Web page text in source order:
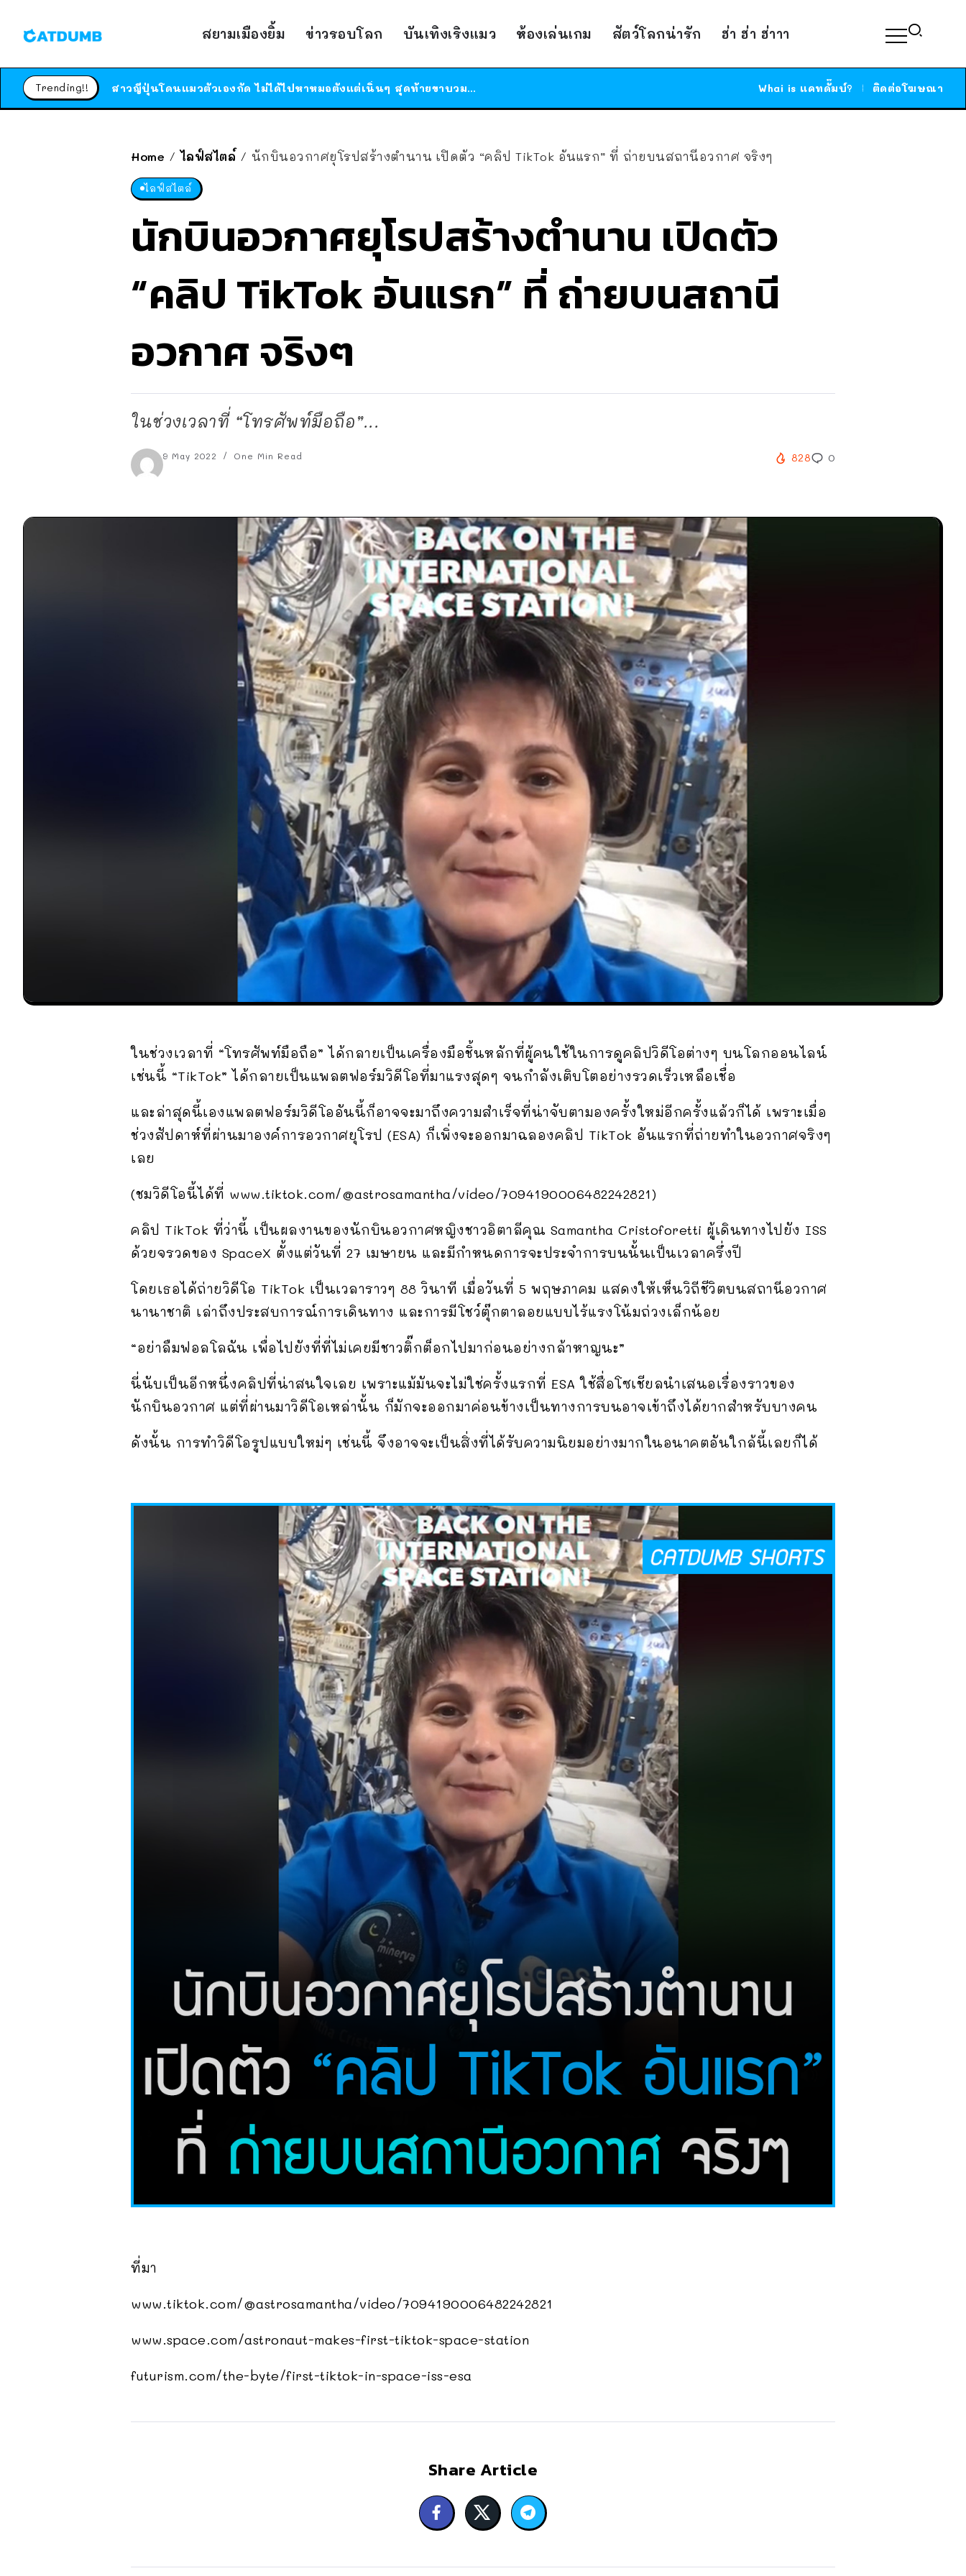
สยามเมืองยิ้ม ข่าวรอบโลก บันเทิงเริงแมว ห้องเล่นเกม สัตว์โลกน่ารัก ฮ่า ฮ่า ฮ่าาา
Trending!!
ร้านอาหารในนิวยอร์กประกาศปิดตัวลง หลังอยู่มานานกว่า 45 ปี ติดป้ายขอบคุณลูกค้าทุกคน แถมสูตรทำไวท์ซอสให้แบบจัดเต็ม
ได้เวลาเด็กหนวดรวมตัว RF Online Next เปิดให้เล่นแล้ว เกม Sci-Fi MMORPG ระดับตำนาน เล่นได้ทั้งมือถือและ PC Whai is แคทดั๊มบ์? ติดต่อโฆษณา
Home / ไลฟ์สไตล์ / นักบินอวกาศยุโรปสร้างตำนาน เปิดตัว “คลิป TikTok อันแรก” ที่ ถ่ายบนสถานีอวกาศ จริงๆ
ไลฟ์สไตล์
นักบินอวกาศยุโรปสร้างตำนาน เปิดตัว
“คลิป TikTok อันแรก” ที่ ถ่ายบนสถานี
อวกาศ จริงๆ
ในช่วงเวลาที่ “โทรศัพท์มือถือ”...
9 May 2022 One Min Read 828 0
ในช่วงเวลาที่ “โทรศัพท์มือถือ” ได้กลายเป็นเครื่องมือชิ้นหลักที่ผู้คนใช้ในการดูคลิปวิดีโอต่างๆ บนโลกออนไลน์
เช่นนี้ “TikTok” ได้กลายเป็นแพลตฟอร์มวิดีโอที่มาแรงสุดๆ จนกำลังเติบโตอย่างรวดเร็วเหลือเชื่อ
และล่าสุดนี้เองแพลตฟอร์มวิดีโออันนี้ก็อาจจะมาถึงความสำเร็จที่น่าจับตามองครั้งใหม่อีกครั้งแล้วก็ได้ เพราะเมื่อ
ช่วงสัปดาห์ที่ผ่านมาองค์การอวกาศยุโรป (ESA) ก็เพิ่งจะออกมาฉลองคลิป TikTok อันแรกที่ถ่ายทำในอวกาศจริงๆ
เลย
(ชมวิดีโอนี้ได้ที่ www.tiktok.com/@astrosamantha/video/7094190006482242821)
คลิป TikTok ที่ว่านี้ เป็นผลงานของนักบินอวกาศหญิงชาวอิตาลีคุณ Samantha Cristoforetti ผู้เดินทางไปยัง ISS
ด้วยจรวดของ SpaceX ตั้งแต่วันที่ 27 เมษายน และมีกำหนดการจะประจำการบนนั้นเป็นเวลาครึ่งปี
โดยเธอได้ถ่ายวิดีโอ TikTok เป็นเวลาราวๆ 88 วินาที เมื่อวันที่ 5 พฤษภาคม แสดงให้เห็นวิถีชีวิตบนสถานีอวกาศ
นานาชาติ เล่าถึงประสบการณ์การเดินทาง และการมีโชว์ตุ๊กตาลอยแบบไร้แรงโน้มถ่วงเล็กน้อย
“อย่าลืมฟอลโลฉัน เพื่อไปยังที่ที่ไม่เคยมีชาวติ๊กต็อกไปมาก่อนอย่างกล้าหาญนะ”
นี่นับเป็นอีกหนึ่งคลิปที่น่าสนใจเลย เพราะแม้มันจะไม่ใช่ครั้งแรกที่ ESA ใช้สื่อโซเชียลนำเสนอเรื่องราวของ
นักบินอวกาศ แต่ที่ผ่านมาวิดีโอเหล่านั้น ก็มักจะออกมาค่อนข้างเป็นทางการบนอาจเข้าถึงได้ยากสำหรับบางคน
ดังนั้น การทำวิดีโอรูปแบบใหม่ๆ เช่นนี้ จึงอาจจะเป็นสิ่งที่ได้รับความนิยมอย่างมากในอนาคตอันใกล้นี้เลยก็ได้
ที่มา
www.tiktok.com/@astrosamantha/video/7094190006482242821
www.space.com/astronaut-makes-first-tiktok-space-station
futurism.com/the-byte/first-tiktok-in-space-iss-esa
Share Article